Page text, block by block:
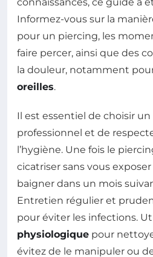
connaissances, ce guide a
Informez-vous sur la
pour un piercing, les
faire percer, ainsi que des
la douleur, notamment
oreilles.
Il est essentiel de choisir un
professionnel et de
l’hygiène. Une fois le
cicatriser sans vous exposer
baigner dans un mois
Entretien régulier et
pour éviter les infections.
physiologique pour
évitez de le manipuler ou